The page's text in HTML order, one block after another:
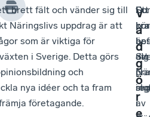
brett fält och vänder sig till
Näringslivs uppdrag är att
som är viktiga för
i Sverige. Detta görs
och
nya idéer och ta fram
företagande.
V
a
d
g
ö
r
e
i
Du
bör
dig
i
av
Ett
är
att
i